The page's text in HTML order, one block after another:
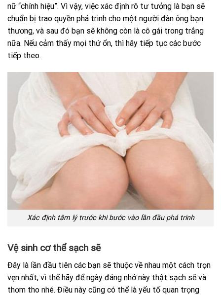
nữ “chính hiệu”. Vì vậy, việc xác định rõ tư tưởng là bạn sẽ
chuẩn bị trao quyền phá trinh cho một người đàn ông bạn
thương, và sau đó bạn sẽ không còn là cô gái trong trắng
nữa. Nếu cảm thấy mọi thứ ổn, thì hãy tiếp tục các bước
tiếp theo.
Xác định tâm lý trước khi bước vào lần đầu phá trinh
Vệ sinh cơ thể sạch sẽ
Đây là lần đầu tiên các bạn sẽ thuộc về nhau một cách trọn
vẹn nhất, vì thế hãy để ngày đáng nhớ này thật sạch sẽ và
thơm tho nhé. Điều này cũng có thể là yếu tố quan trọng